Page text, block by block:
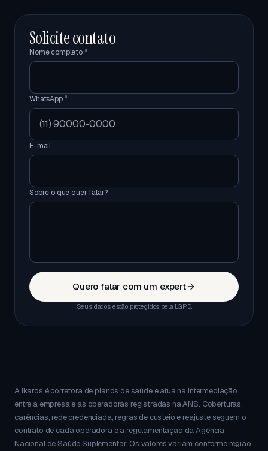
Solicite contato
Nome completo *
WhatsApp *
E-mail
Sobre o que quer falar?
Quero falar com um expert
Seus dados estão protegidos pela LGPD.
A Ikaros é corretora de planos de saúde e atua na intermediação
entre a empresa e as operadoras registradas na ANS. Coberturas,
carências, rede credenciada, regras de custeio e reajuste seguem o
contrato de cada operadora e a regulamentação da Agência
Nacional de Saúde Suplementar. Os valores variam conforme região,